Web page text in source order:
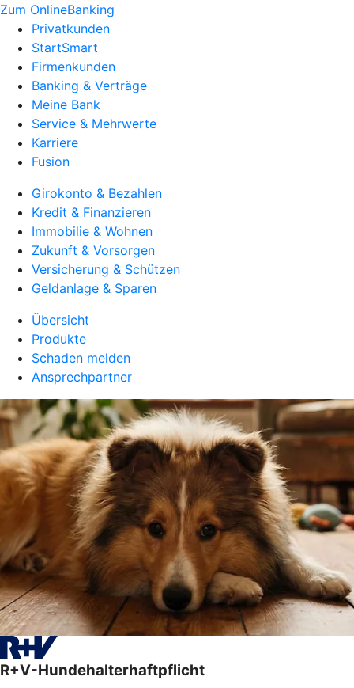
Zum OnlineBanking
Privatkunden
StartSmart
Firmenkunden
Banking & Verträge
Meine Bank
Service & Mehrwerte
Karriere
Fusion
Girokonto & Bezahlen
Kredit & Finanzieren
Immobilie & Wohnen
Zukunft & Vorsorgen
Versicherung & Schützen
Geldanlage & Sparen
Übersicht
Produkte
Schaden melden
Ansprechpartner
R+V-Hundehalterhaftpflicht